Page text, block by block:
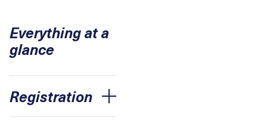
Everything at a
glance
RegistrationAccordion öffnen